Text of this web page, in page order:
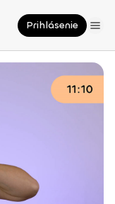
Prihlásenie